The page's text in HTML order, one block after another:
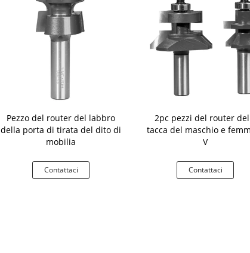
Pezzo del router del labbro
della porta di tirata del dito di
mobilia
Contattaci
2pc pezzi del router
tacca del maschio e
V
Contattaci